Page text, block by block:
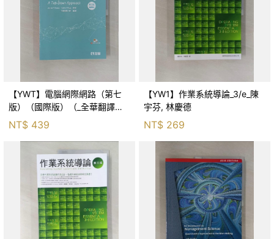
【YWT】電腦網際網路（第七
版）（國際版）（_全華翻譯小
組_全華翻譯小組
NT$ 439
【YW1】作業系統導論_3/e_陳
宇芬, 林慶德
NT$ 269